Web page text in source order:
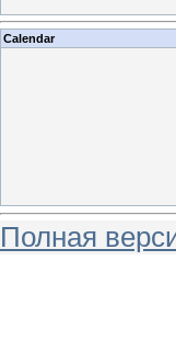
Calendar
Полная